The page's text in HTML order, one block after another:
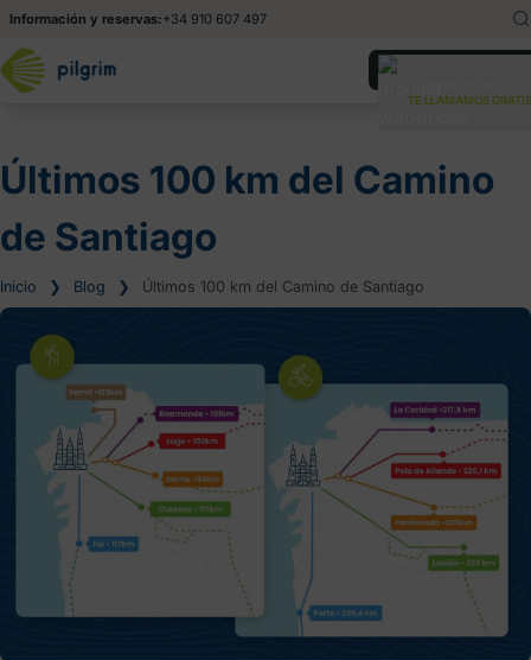
Información y reservas:+34 910 607 497
Italiano
TE LLAMAMOS
Últimos 100 km del Camino
de Santiago
Inicio ❯ Blog ❯ Últimos 100 km del Camino de Santiago